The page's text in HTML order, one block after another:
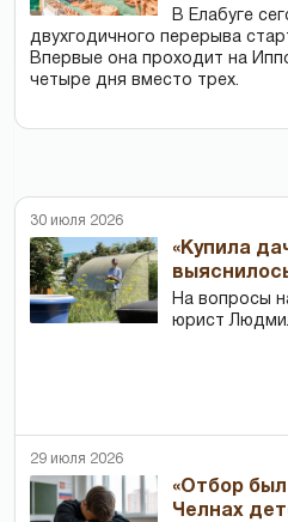
В Елабуге
двухгодичного перерыва
Впервые она проходит на
четыре дня вместо трех.
30 июля 2026
«Купила
На вопросы
юрист
29 июля 2026
«Отбор
Челнах